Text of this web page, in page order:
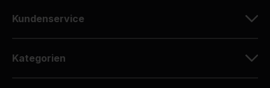
Kundenservice
Kategorien